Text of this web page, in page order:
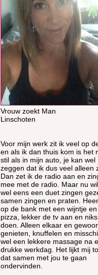
Vrouw zoekt Man
Linschoten
Voor mijn werk zit ik veel op
en als ik dan thuis kom is het
stil als in mijn auto, je kan wel
zeggen dat ik dus veel alleen
Dan zet ik de radio aan en
mee met de radio. Maar nu
wel eens een duet zingen
samen zingen en praten.
op de bank met een wijntje
pizza, lekker de tv aan en niks
doen. Alleen elkaar en
genieten, knuffelen en
wel een lekkere massage na
drukke werkdag. Het lijkt mij
dat samen met jou te gaan
ondervinden.